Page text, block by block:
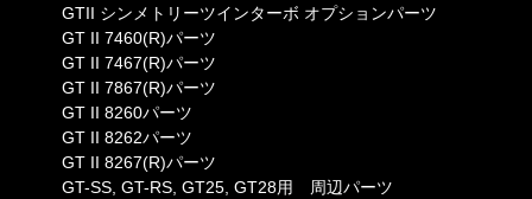
GTII シンメトリーツインターボ オプションパーツ
GT II 7460(R)パーツ
GT II 7467(R)パーツ
GT II 7867(R)パーツ
GT II 8260パーツ
GT II 8262パーツ
GT II 8267(R)パーツ
GT-SS, GT-RS, GT25, GT28用 周辺パーツ